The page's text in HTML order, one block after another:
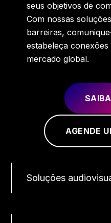
seus objetivos de
Com nossas
barreiras,
estabeleça
mercado global.
AGENDE
Soluções